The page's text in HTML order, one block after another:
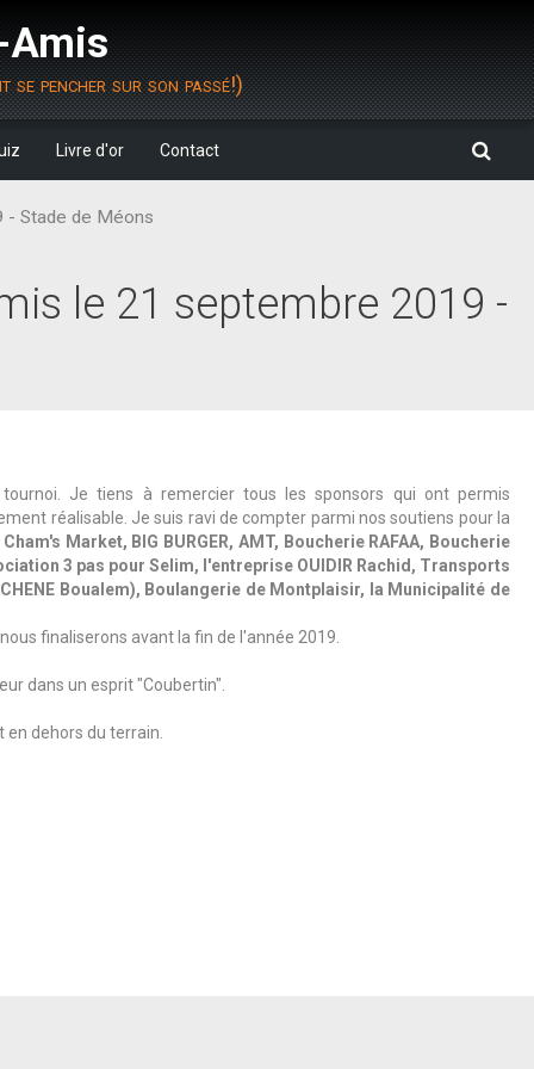
Amis
se pencher sur son passé!)
Livre d'or Contact
- Stade de Méons
le 21 septembre 2019 -
Je tiens à remercier tous les sponsors qui ont permis
réalisable. Je suis ravi de compter parmi nos soutiens pour la
Market, BIG BURGER, AMT, Boucherie RAFAA, Boucherie
3 pas pour Selim, l'entreprise OUIDIR Rachid, Transports
Boualem), Boulangerie de Montplaisir, la Municipalité de
finaliserons avant la fin de l'année 2019.
dans un esprit "Coubertin".
dehors du terrain.